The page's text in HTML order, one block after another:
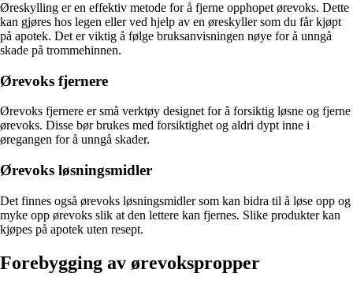
Øreskylling er en effektiv metode for å fjerne opphopet ørevoks. Dette
kan gjøres hos legen eller ved hjelp av en øreskyller som du får kjøpt
på apotek. Det er viktig å følge bruksanvisningen nøye for å unngå
skade på trommehinnen.
Ørevoks fjernere
Ørevoks fjernere er små verktøy designet for å forsiktig løsne og fjerne
ørevoks. Disse bør brukes med forsiktighet og aldri dypt inne i
øregangen for å unngå skader.
Ørevoks løsningsmidler
Det finnes også ørevoks løsningsmidler som kan bidra til å løse opp og
myke opp ørevoks slik at den lettere kan fjernes. Slike produkter kan
kjøpes på apotek uten resept.
Forebygging av ørevokspropper